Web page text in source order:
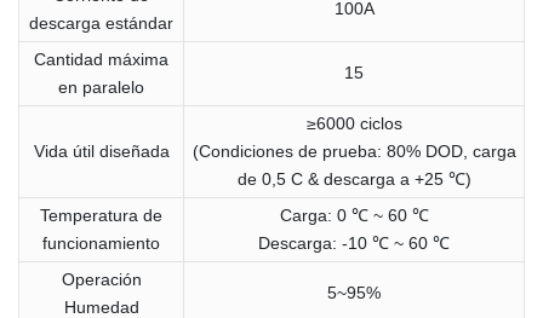
descarga estándar
100A
Cantidad máxima
en paralelo
15
Vida útil diseñada
≥6000 ciclos
(Condiciones de prueba: 80% DOD, carga
de 0,5 C & descarga a +25 ℃)
Temperatura de
funcionamiento
Carga: 0 ℃ ~ 60 ℃
Descarga: -10 ℃ ~ 60 ℃
Operación
Humedad
5~95%